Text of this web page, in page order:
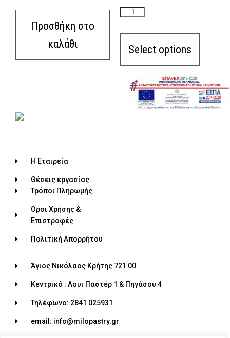
Προσθήκη στο
καλάθι
Select options
Η Εταιρεία
Θέσεις εργασίας
Τρόποι Πληρωμής
Όροι Χρήσης &
Επιστροφές
Πολιτική Απορρήτου
Άγιος Νικόλαος Κρήτης 721 00
Κεντρικό : Λουι Παστέρ 1 & Πηγάσου 4
Τηλέφωνο: 2841 025931
email: info@milopastry.gr